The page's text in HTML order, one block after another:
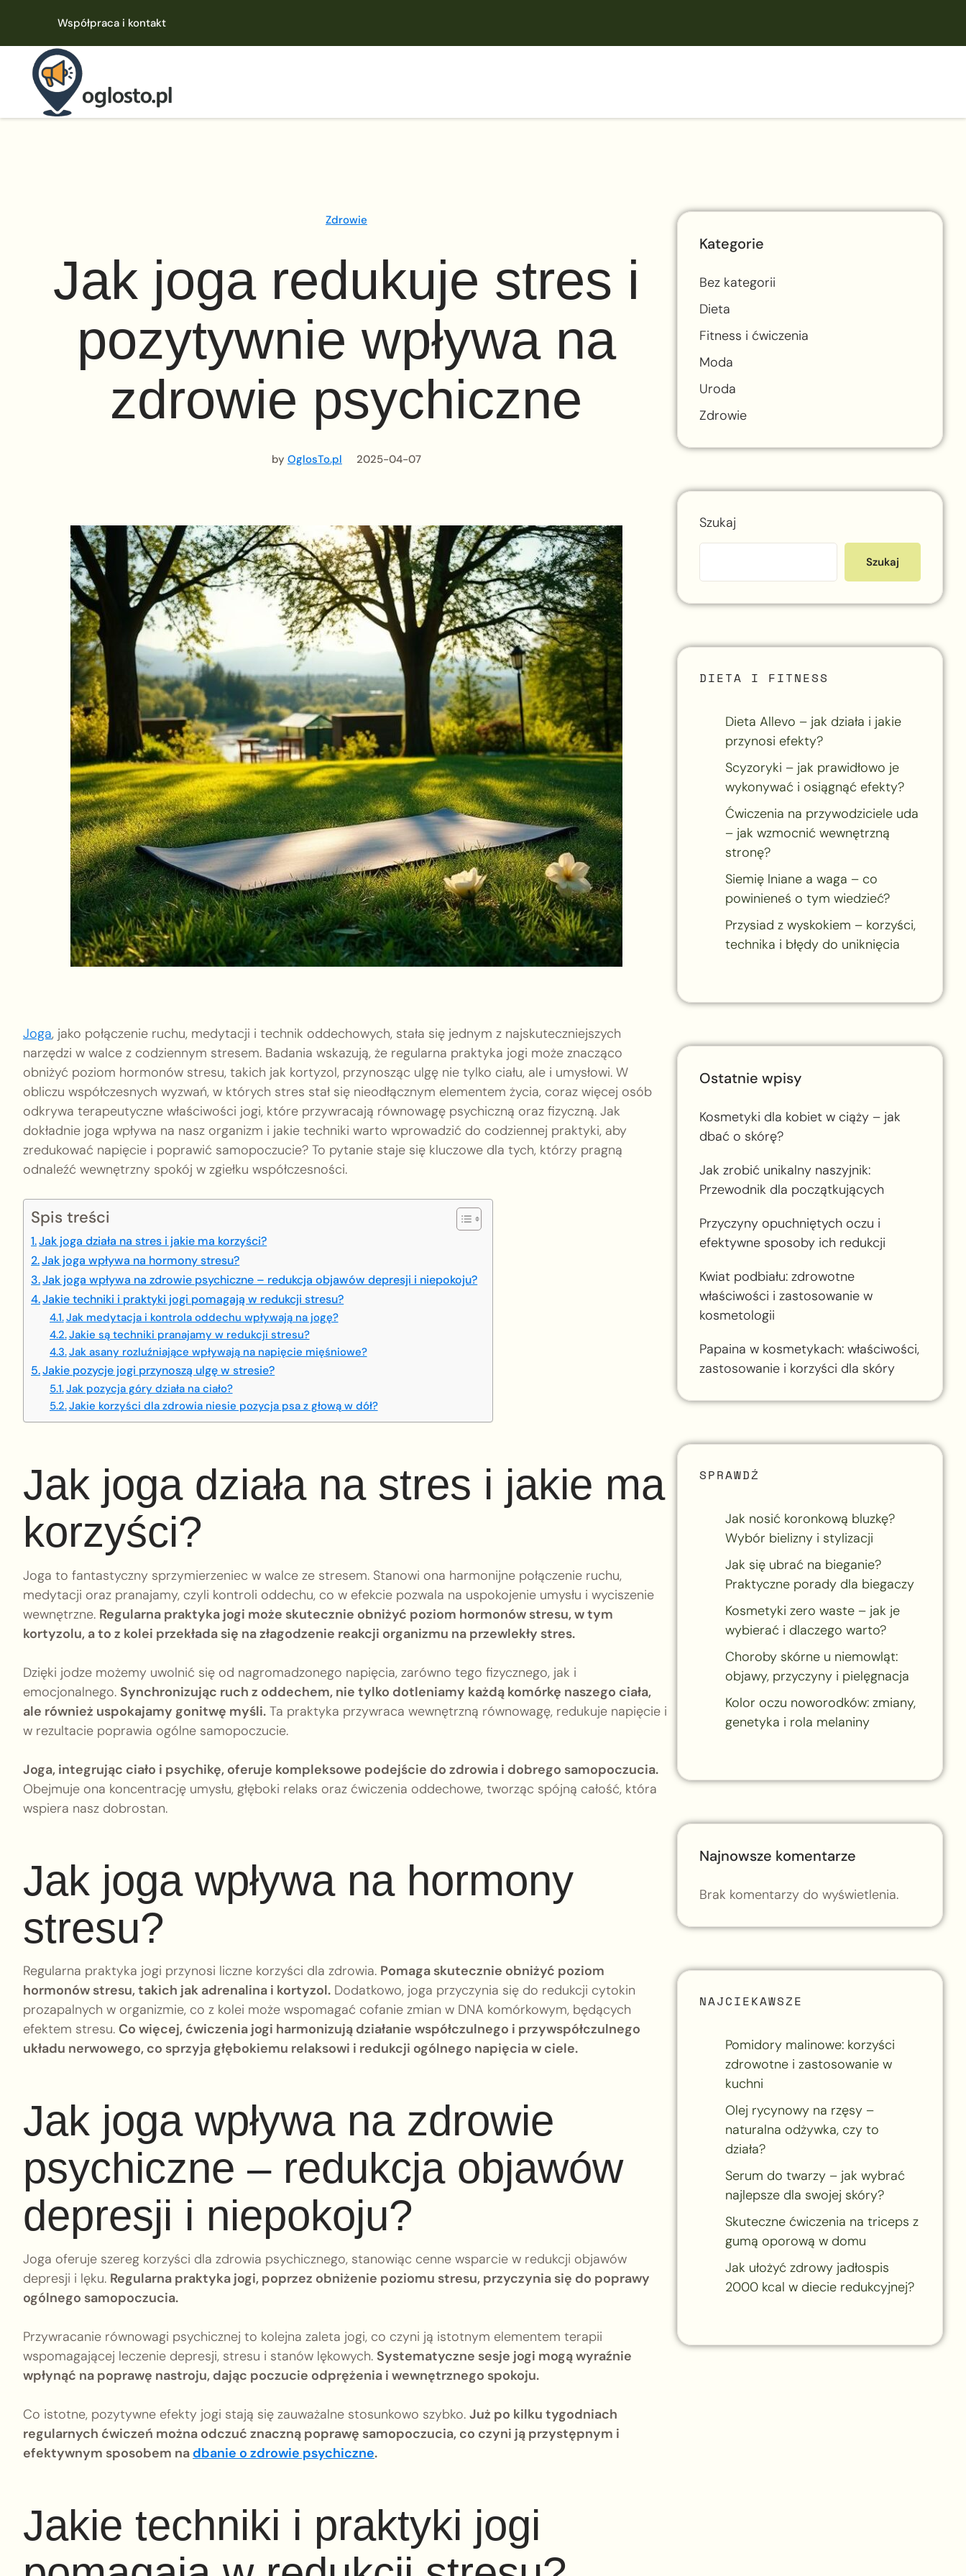
Współpraca i kontakt
Zdrowie
Jak joga redukuje stres i
pozytywnie wpływa na
zdrowie psychiczne
by OglosTo.pl 2025-04-07
Joga, jako połączenie ruchu, medytacji i technik oddechowych, stała się jednym z najskuteczniejszych
narzędzi w walce z codziennym stresem. Badania wskazują, że regularna praktyka jogi może znacząco
obniżyć poziom hormonów stresu, takich jak kortyzol, przynosząc ulgę nie tylko ciału, ale i umysłowi. W
obliczu współczesnych wyzwań, w których stres stał się nieodłącznym elementem życia, coraz więcej osób
odkrywa terapeutyczne właściwości jogi, które przywracają równowagę psychiczną oraz fizyczną. Jak
dokładnie joga wpływa na nasz organizm i jakie techniki warto wprowadzić do codziennej praktyki, aby
zredukować napięcie i poprawić samopoczucie? To pytanie staje się kluczowe dla tych, którzy pragną
odnaleźć wewnętrzny spokój w zgiełku współczesności.
Spis treści
Jak joga działa na stres i jakie ma korzyści?
Jak joga wpływa na hormony stresu?
Jak joga wpływa na zdrowie psychiczne – redukcja objawów depresji i niepokoju?
Jakie techniki i praktyki jogi pomagają w redukcji stresu?
Jak medytacja i kontrola oddechu wpływają na jogę?
Jakie są techniki pranajamy w redukcji stresu?
Jak asany rozluźniające wpływają na napięcie mięśniowe?
Jakie pozycje jogi przynoszą ulgę w stresie?
Jak pozycja góry działa na ciało?
Jakie korzyści dla zdrowia niesie pozycja psa z głową w dół?
Jak joga działa na stres i jakie ma
korzyści?
Joga to fantastyczny sprzymierzeniec w walce ze stresem. Stanowi ona harmonijne połączenie ruchu,
medytacji oraz pranajamy, czyli kontroli oddechu, co w efekcie pozwala na uspokojenie umysłu i wyciszenie
wewnętrzne. Regularna praktyka jogi może skutecznie obniżyć poziom hormonów stresu, w tym
kortyzolu, a to z kolei przekłada się na złagodzenie reakcji organizmu na przewlekły stres.
Dzięki jodze możemy uwolnić się od nagromadzonego napięcia, zarówno tego fizycznego, jak i
emocjonalnego. Synchronizując ruch z oddechem, nie tylko dotleniamy każdą komórkę naszego ciała,
ale również uspokajamy gonitwę myśli. Ta praktyka przywraca wewnętrzną równowagę, redukuje napięcie i
w rezultacie poprawia ogólne samopoczucie.
Joga, integrując ciało i psychikę, oferuje kompleksowe podejście do zdrowia i dobrego samopoczucia.
Obejmuje ona koncentrację umysłu, głęboki relaks oraz ćwiczenia oddechowe, tworząc spójną całość, która
wspiera nasz dobrostan.
Jak joga wpływa na hormony
stresu?
Regularna praktyka jogi przynosi liczne korzyści dla zdrowia. Pomaga skutecznie obniżyć poziom
hormonów stresu, takich jak adrenalina i kortyzol. Dodatkowo, joga przyczynia się do redukcji cytokin
prozapalnych w organizmie, co z kolei może wspomagać cofanie zmian w DNA komórkowym, będących
efektem stresu. Co więcej, ćwiczenia jogi harmonizują działanie współczulnego i przywspółczulnego
układu nerwowego, co sprzyja głębokiemu relaksowi i redukcji ogólnego napięcia w ciele.
Jak joga wpływa na zdrowie
psychiczne – redukcja objawów
depresji i niepokoju?
Joga oferuje szereg korzyści dla zdrowia psychicznego, stanowiąc cenne wsparcie w redukcji objawów
depresji i lęku. Regularna praktyka jogi, poprzez obniżenie poziomu stresu, przyczynia się do poprawy
ogólnego samopoczucia.
Przywracanie równowagi psychicznej to kolejna zaleta jogi, co czyni ją istotnym elementem terapii
wspomagającej leczenie depresji, stresu i stanów lękowych. Systematyczne sesje jogi mogą wyraźnie
wpłynąć na poprawę nastroju, dając poczucie odprężenia i wewnętrznego spokoju.
Co istotne, pozytywne efekty jogi stają się zauważalne stosunkowo szybko. Już po kilku tygodniach
regularnych ćwiczeń można odczuć znaczną poprawę samopoczucia, co czyni ją przystępnym i
efektywnym sposobem na dbanie o zdrowie psychiczne.
Jakie techniki i praktyki jogi
Kategorie
Bez kategorii
Dieta
Fitness i ćwiczenia
Moda
Uroda
Zdrowie
Szukaj
Szukaj
DIETA I FITNESS
Dieta Allevo – jak działa i jakie
przynosi efekty?
Scyzoryki – jak prawidłowo je
wykonywać i osiągnąć efekty?
Ćwiczenia na przywodziciele uda
– jak wzmocnić wewnętrzną
stronę?
Siemię lniane a waga – co
powinieneś o tym wiedzieć?
Przysiad z wyskokiem – korzyści,
technika i błędy do uniknięcia
Ostatnie wpisy
Kosmetyki dla kobiet w ciąży – jak
dbać o skórę?
Jak zrobić unikalny naszyjnik:
Przewodnik dla początkujących
Przyczyny opuchniętych oczu i
efektywne sposoby ich redukcji
Kwiat podbiału: zdrowotne
właściwości i zastosowanie w
kosmetologii
Papaina w kosmetykach: właściwości,
zastosowanie i korzyści dla skóry
SPRAWDŹ
Jak nosić koronkową bluzkę?
Wybór bielizny i stylizacji
Jak się ubrać na bieganie?
Praktyczne porady dla biegaczy
Kosmetyki zero waste – jak je
wybierać i dlaczego warto?
Choroby skórne u niemowląt:
objawy, przyczyny i pielęgnacja
Kolor oczu noworodków: zmiany,
genetyka i rola melaniny
Najnowsze komentarze
Brak komentarzy do wyświetlenia.
NAJCIEKAWSZE
Pomidory malinowe: korzyści
zdrowotne i zastosowanie w
kuchni
Olej rycynowy na rzęsy –
naturalna odżywka, czy to
działa?
Serum do twarzy – jak wybrać
najlepsze dla swojej skóry?
Skuteczne ćwiczenia na triceps z
gumą oporową w domu
Jak ułożyć zdrowy jadłospis
2000 kcal w diecie redukcyjnej?